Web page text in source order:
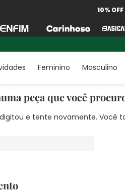
10%
Feminino Masculino
peça que você
e tente novamente. Você